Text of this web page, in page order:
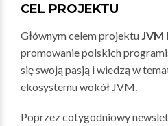
CEL PROJEKTU
Głównym celem projektu JVM
promowanie polskich
się swoją pasją i wiedzą w
ekosystemu wokół JVM.
Poprzez cotygodniowy